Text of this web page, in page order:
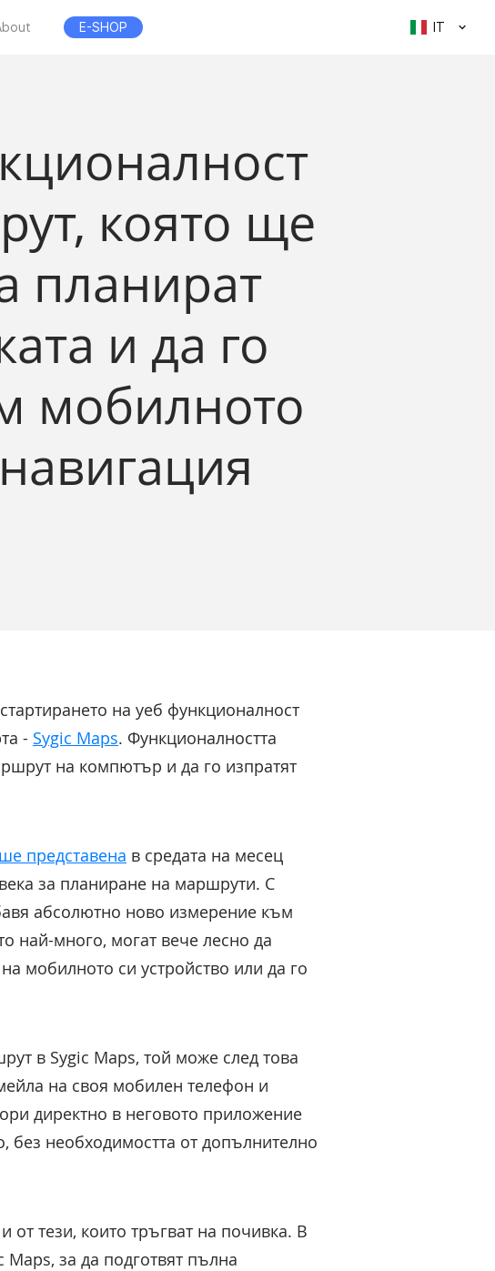
E-SHOP IT
която ще
планират
и да го
мобилното
на уеб функционалност
- Sygic Maps. Функционалността
на компютър и да го изпратят
представена в средата на месец
за планиране на маршрути. С
абсолютно ново измерение към
най-много, могат вече лесно да
мобилното си устройство или да го
в Sygic Maps, той може след това
на своя мобилен телефон и
директно в неговото приложение
без необходимостта от допълнително
тези, които тръгват на почивка. В
за да подготвят пълна